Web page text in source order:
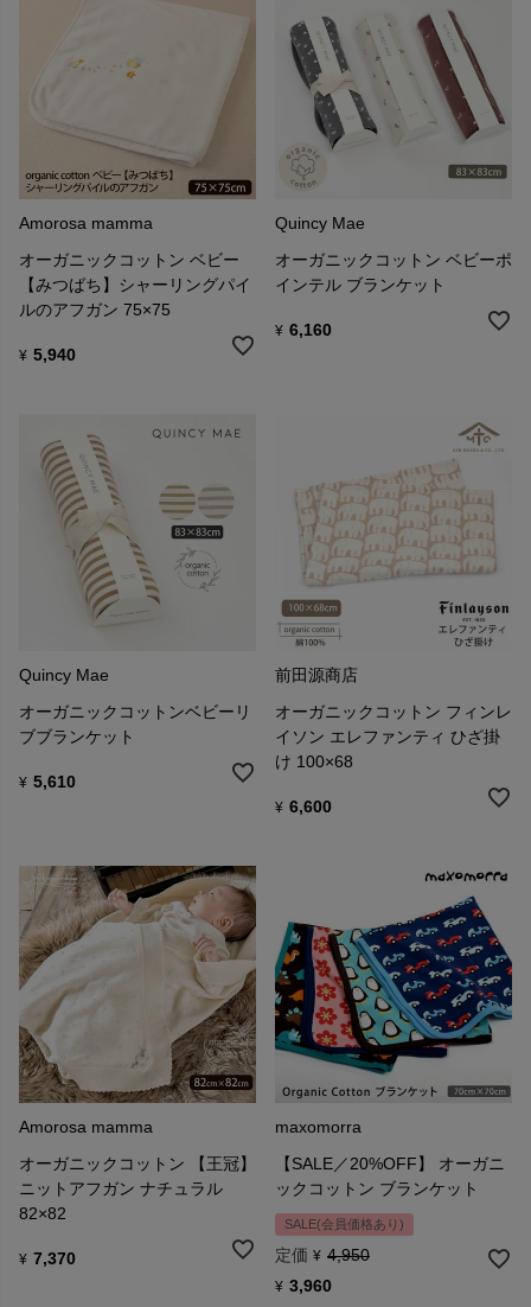
Amorosa mamma
オーガニックコットン ベビー
【みつばち】シャーリングパイ
ルのアフガン 75×75
¥ 5,940
Quincy Mae
オーガニックコットン ベビーポ
インテル ブランケット
¥ 6,160
Quincy Mae
オーガニックコットンベビーリ
ブブランケット
¥ 5,610
前田源商店
オーガニックコットン フィンレ
イソン エレファンティ ひざ掛
け 100×68
¥ 6,600
Amorosa mamma
オーガニックコットン 【王冠】
ニットアフガン ナチュラル
82×82
¥ 7,370
maxomorra
【SALE／20%OFF】 オーガニ
ックコットン ブランケット
SALE(会員価格あり)
定価 ¥ 4,950
¥ 3,960